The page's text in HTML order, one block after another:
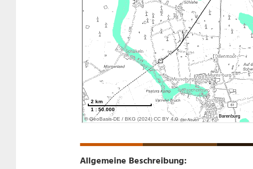
Allgemeine Beschreibung: